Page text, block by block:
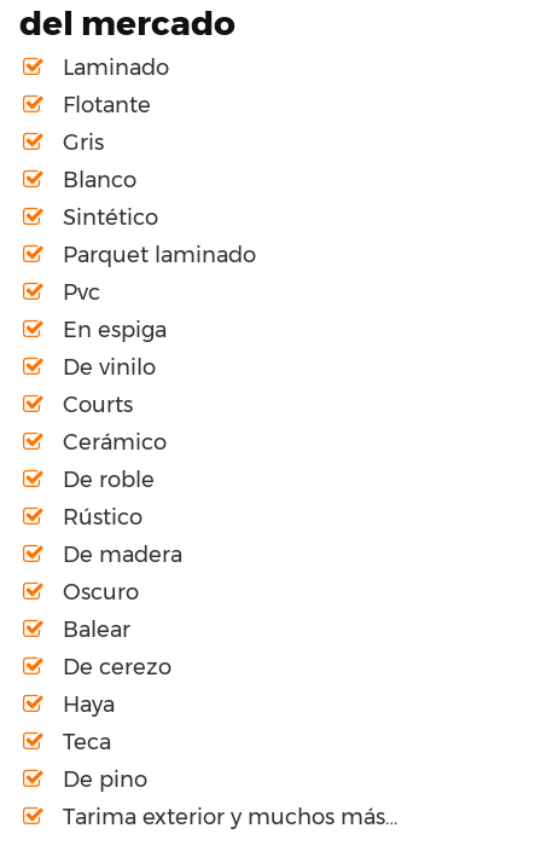
del mercado
Laminado
Flotante
Gris
Blanco
Sintético
Parquet laminado
Pvc
En espiga
De vinilo
Courts
Cerámico
De roble
Rústico
De madera
Oscuro
Balear
De cerezo
Haya
Teca
De pino
Tarima exterior y muchos más…